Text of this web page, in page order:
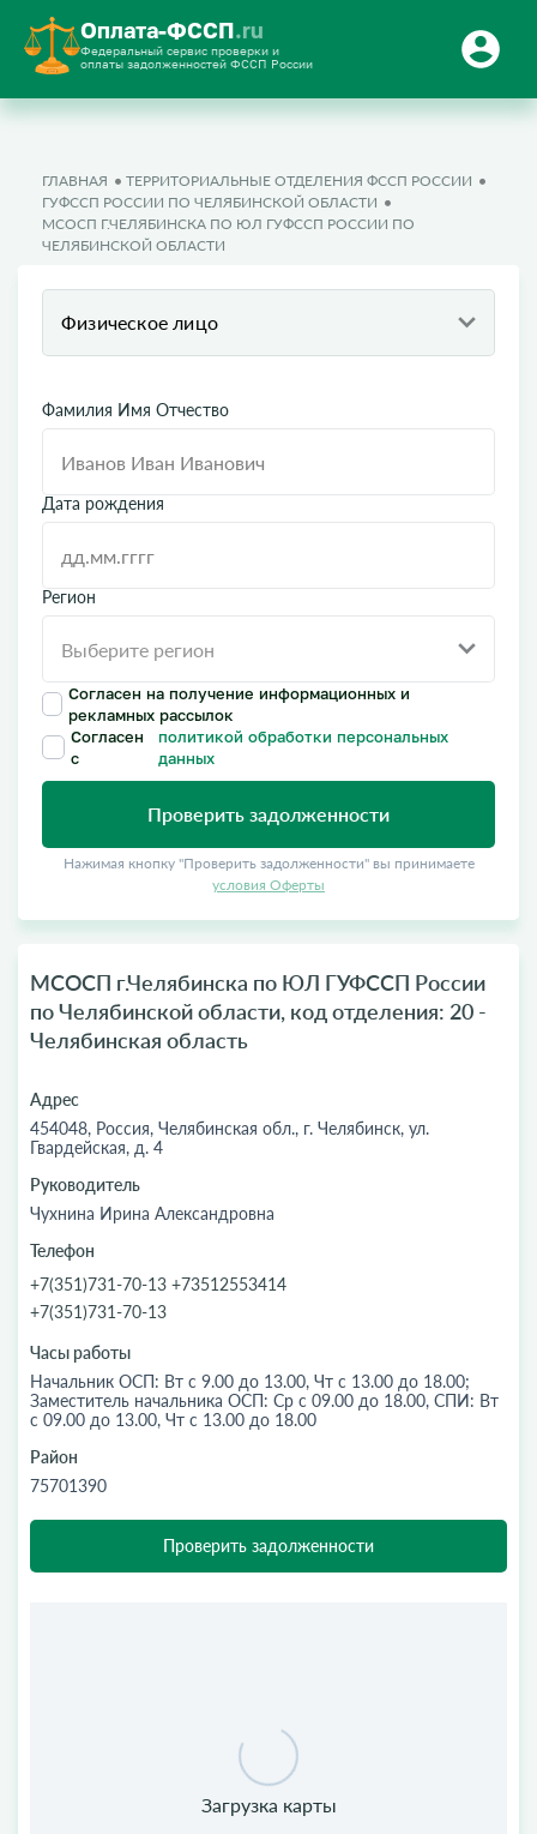
Оплата-ФССП.ru
Федеральный сервис проверки и
оплаты задолженностей ФССП России
ГЛАВНАЯ
ТЕРРИТОРИАЛЬНЫЕ ОТДЕЛЕНИЯ ФССП РОССИИ
ГУФССП РОССИИ ПО ЧЕЛЯБИНСКОЙ ОБЛАСТИ
МСОСП Г.ЧЕЛЯБИНСКА ПО ЮЛ ГУФССП РОССИИ ПО
ЧЕЛЯБИНСКОЙ ОБЛАСТИ
Физическое лицо
Фамилия Имя Отчество
Дата рождения
Регион
Согласен на получение информационных и
рекламных рассылок
Согласен
с
политикой обработки персональных
данных
Проверить задолженности
Нажимая кнопку "Проверить задолженности" вы принимаете
условия Оферты
МСОСП г.Челябинска по ЮЛ ГУФССП России
по Челябинской области, код отделения: 20 -
Челябинская область
Адрес
454048, Россия, Челябинская обл., г. Челябинск, ул.
Гвардейская, д. 4
Руководитель
Чухнина Ирина Александровна
Телефон
+7(351)731-70-13 +73512553414
+7(351)731-70-13
Часы работы
Начальник ОСП: Вт с 9.00 до 13.00, Чт с 13.00 до 18.00;
Заместитель начальника ОСП: Ср с 09.00 до 18.00, СПИ: Вт
с 09.00 до 13.00, Чт с 13.00 до 18.00
Район
75701390
Проверить задолженности